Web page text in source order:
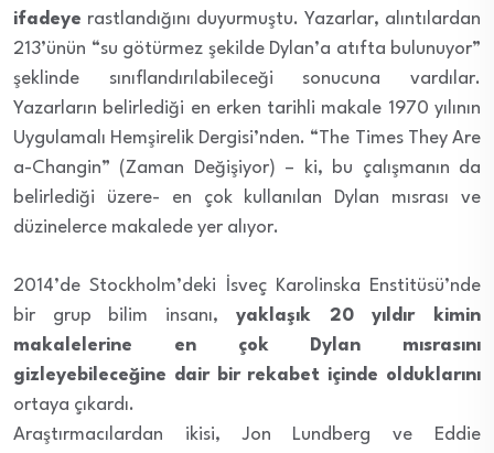
ifadeye rastlandığını duyurmuştu. Yazarlar, alıntılardan
213’ünün “su götürmez şekilde Dylan’a atıfta bulunuyor”
şeklinde sınıflandırılabileceği sonucuna vardılar.
Yazarların belirlediği en erken tarihli makale 1970 yılının
Uygulamalı Hemşirelik Dergisi’nden. “The Times They Are
a-Changin” (Zaman Değişiyor) – ki, bu çalışmanın da
belirlediği üzere- en çok kullanılan Dylan mısrası ve
düzinelerce makalede yer alıyor.
2014’de Stockholm’deki İsveç Karolinska Enstitüsü’nde
bir grup bilim insanı, yaklaşık 20 yıldır kimin
makalelerine en çok Dylan mısrasını
gizleyebileceğine dair bir rekabet içinde olduklarını
ortaya çıkardı.
Araştırmacılardan ikisi, Jon Lundberg ve Eddie